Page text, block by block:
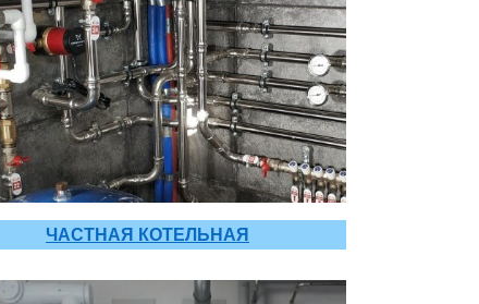
ЧАСТНАЯ КОТЕЛЬНАЯ